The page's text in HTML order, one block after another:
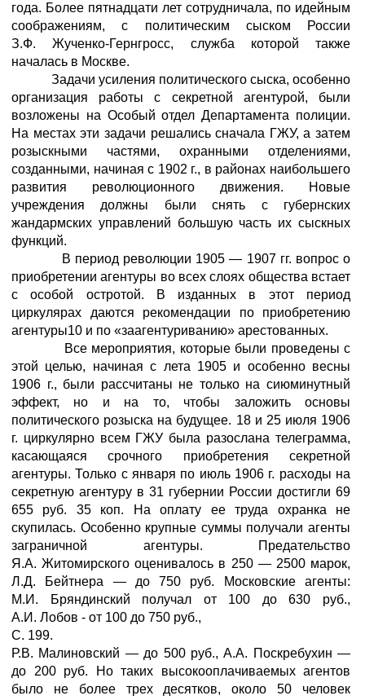
года. Более пятнадцати лет сотрудничала, по идейным
соображениям, с политическим сыском России
З.Ф. Жученко-Гернгросс, служба которой также
началась в Москве.
Задачи усиления политического сыска, особенно
организация работы с секретной агентурой, были
возложены на Особый отдел Департамента полиции.
На местах эти задачи решались сначала ГЖУ, а затем
розыскными частями, охранными отделениями,
созданными, начиная с 1902 г., в районах наибольшего
развития революционного движения. Новые
учреждения должны были снять с губернских
жандармских управлений большую часть их сыскных
функций.
В период революции 1905 — 1907 гг. вопрос о
приобретении агентуры во всех слоях общества встает
с особой остротой. В изданных в этот период
циркулярах даются рекомендации по приобретению
агентуры10 и по «заагентуриванию» арестованных.
Все мероприятия, которые были проведены с
этой целью, начиная с лета 1905 и особенно весны
1906 г., были рассчитаны не только на сиюминутный
эффект, но и на то, чтобы заложить основы
политического розыска на будущее. 18 и 25 июля 1906
г. циркулярно всем ГЖУ была разослана телеграмма,
касающаяся срочного приобретения секретной
агентуры. Только с января по июль 1906 г. расходы на
секретную агентуру в 31 губернии России достигли 69
655 руб. 35 коп. На оплату ее труда охранка не
скупилась. Особенно крупные суммы получали агенты
заграничной агентуры. Предательство
Я.А. Житомирского оценивалось в 250 — 2500 марок,
Л.Д. Бейтнера — до 750 руб. Московские агенты:
М.И. Бряндинский получал от 100 до 630 руб.,
А.И. Лобов - от 100 до 750 руб.,
С. 199.
Р.В. Малиновский — до 500 руб., А.А. Поскребухин —
до 200 руб. Но таких высокооплачиваемых агентов
было не более трех десятков, около 50 человек